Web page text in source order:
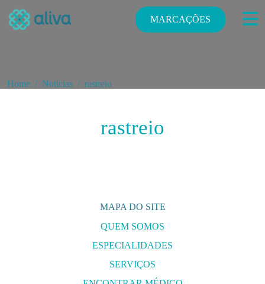
MARCAÇÕES
Home Notícias rastreio
rastreio
MAPA DO SITE
QUEM SOMOS
ESPECIALIDADES
SERVIÇOS